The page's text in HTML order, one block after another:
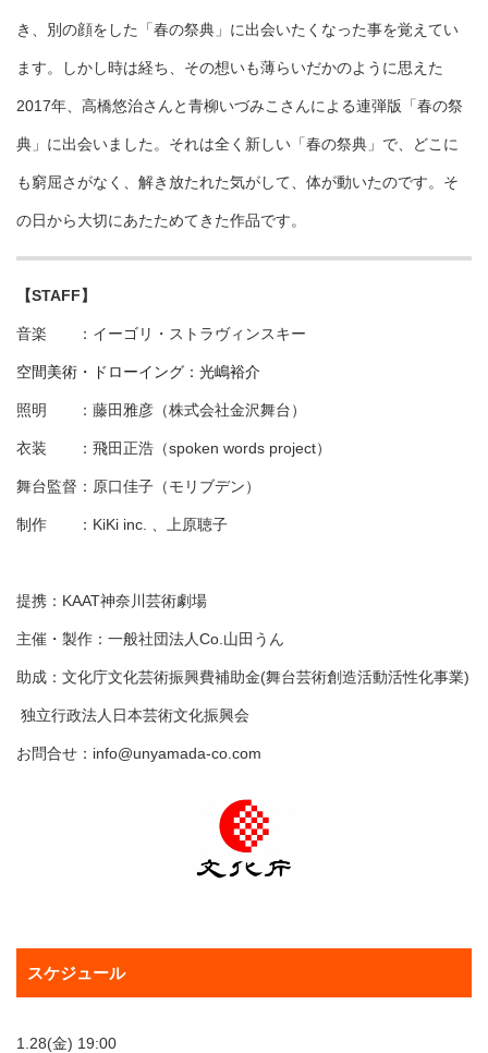
き、別の顔をした「春の祭典」に出会いたくなった事を覚えてい
ます。しかし時は経ち、その想いも薄らいだかのように思えた
2017年、高橋悠治さんと青柳いづみこさんによる連弾版「春の祭
典」に出会いました。それは全く新しい「春の祭典」で、どこに
も窮屈さがなく、解き放たれた気がして、体が動いたのです。そ
の日から大切にあたためてきた作品です。
【STAFF】
音楽 ：イーゴリ・ストラヴィンスキー
空間美術・ドローイング：光嶋裕介
照明 ：藤田雅彦（株式会社金沢舞台）
衣装 ：飛田正浩（spoken words project）
舞台監督：原口佳子（モリブデン）
制作 ：KiKi inc. 、上原聴子
提携：KAAT神奈川芸術劇場
主催・製作：一般社団法人Co.山田うん
助成：文化庁文化芸術振興費補助金(舞台芸術創造活動活性化事業)
独立行政法人日本芸術文化振興会
お問合せ： info@unyamada-co.com
スケジュール
1.28(金) 19:00